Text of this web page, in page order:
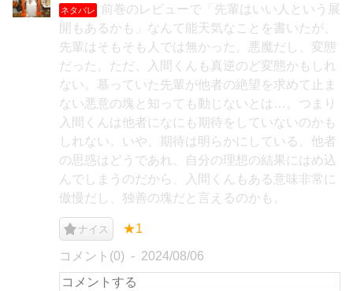
ネタバレ
前巻のレビューで「先輩はいい人という展
開もあるかも」なんて能天気なことを書いたが、
先輩はそもそも人では無かった。悪魔だし、変態
だった。ただ、入間くんも真逆のど変態かもしれ
ない。慕っていた先輩が他者の絶望を求めて止ま
ない悪意の塊と知っても動じないとは…。つまり
入間くんは他者になにも期待をしていないのかも
しれない。いや、期待は明らかにしている。他者
の思惑はどうであれ、自分の理想の結果にはめ込
んでしまうのだから、入間くんもある意味非常に
傲慢だし、独善の塊だと言えるのかも。
ナイス ★1
コメント(0) 2024/08/06